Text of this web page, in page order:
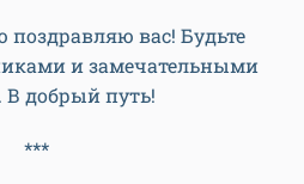
поздравляю вас! Будьте
и замечательными
добрый путь!
***